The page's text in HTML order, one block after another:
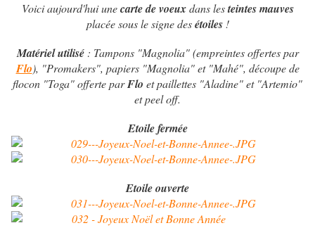
Voici aujourd'hui unecarte de voeuxdans lesteintes mauves
placée sous le signe desétoiles!
Matériel utilisé: Tampons "Magnolia" (empreintes offertes par
Flo), "Promakers", papiers "Magnolia" et "Mahé", découpe de
flocon "Toga" offerte parFlo et paillettes "Aladine" et "Artemio"
et peel off.
Etoile fermée
Etoile ouverte